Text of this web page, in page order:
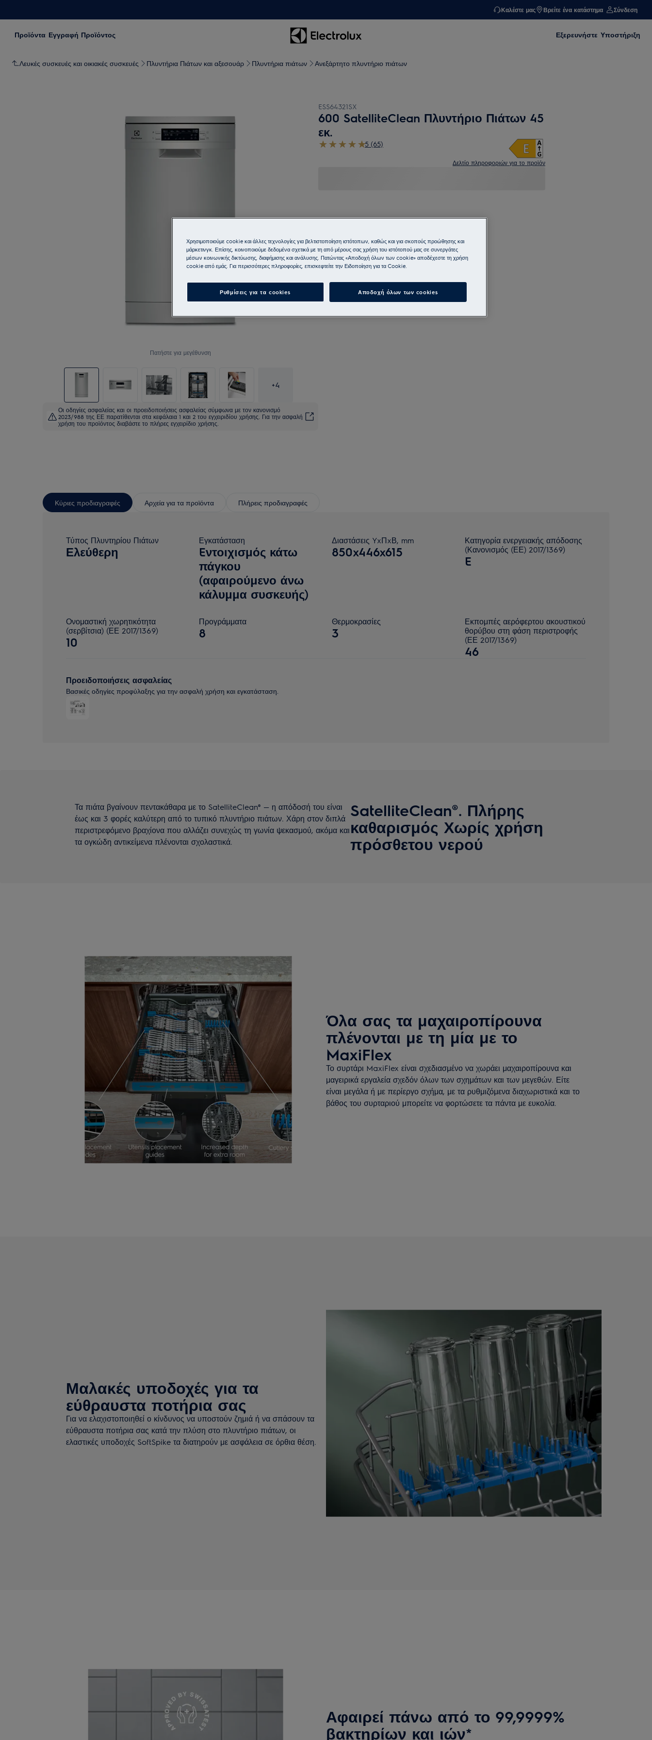
Καλέστε μας Βρείτε ένα κατάστημα Σύνδεση
Προϊόντα Εγγραφή Προϊόντος Εξερευνήστε Υποστήριξη
Λευκές συσκευές και οικιακές συσκευές Πλυντήρια Πιάτων και αξεσουάρ Πλυντήρια πιάτων Ανεξάρτητο πλυντήριο πιάτων
Πατήστε για μεγέθυνση
+4
Οι οδηγίες ασφαλείας και οι προειδοποιήσεις ασφαλείας σύμφωνα με τον κανονισμό
2023/988 της ΕΕ παρατίθενται στα κεφάλαια 1 και 2 του εγχειριδίου χρήσης. Για την ασφαλή
χρήση του προϊόντος διαβάστε το πλήρες εγχειρίδιο χρήσης.
ESS64321SX
600 SatelliteClean Πλυντήριο Πιάτων 45
εκ.
5 (65)
Δελτίο πληροφοριών για το προϊόν
Κύριες προδιαγραφές Αρχεία για τα προϊόντα Πλήρεις προδιαγραφές
Τύπος Πλυντηρίου Πιάτων
Ελεύθερη
Εγκατάσταση
Eντοιχισμός κάτω
πάγκου
(αφαιρούμενο άνω
κάλυμμα συσκευής)
Διαστάσεις YxΠxΒ, mm
850x446x615
Κατηγορία ενεργειακής απόδοσης
(Κανονισμός (ΕΕ) 2017/1369)
E
Ονομαστική χωρητικότητα
(σερβίτσια) (ΕΕ 2017/1369)
10
Προγράμματα
8
Θερμοκρασίες
3
Εκπομπές αερόφερτου ακουστικού
θορύβου στη φάση περιστροφής
(ΕΕ 2017/1369)
46
Προειδοποιήσεις ασφαλείας
Βασικές οδηγίες προφύλαξης για την ασφαλή χρήση και εγκατάσταση.
SatelliteClean®. Πλήρης
καθαρισμός Χωρίς χρήση
πρόσθετου νερού
Τα πιάτα βγαίνουν πεντακάθαρα με το SatelliteClean® — η απόδοσή του είναι
έως και 3 φορές καλύτερη από το τυπικό πλυντήριο πιάτων. Χάρη στον διπλά
περιστρεφόμενο βραχίονα που αλλάζει συνεχώς τη γωνία ψεκασμού, ακόμα και
τα ογκώδη αντικείμενα πλένονται σχολαστικά.
Όλα σας τα μαχαιροπίρουνα
πλένονται με τη μία με το
MaxiFlex
Το συρτάρι MaxiFlex είναι σχεδιασμένο να χωράει μαχαιροπίρουνα και
μαγειρικά εργαλεία σχεδόν όλων των σχημάτων και των μεγεθών. Είτε
είναι μεγάλα ή με περίεργο σχήμα, με τα ρυθμιζόμενα διαχωριστικά και το
βάθος του συρταριού μπορείτε να φορτώσετε τα πάντα με ευκολία.
Μαλακές υποδοχές για τα
εύθραυστα ποτήρια σας
Για να ελαχιστοποιηθεί ο κίνδυνος να υποστούν ζημιά ή να σπάσουν τα
εύθραυστα ποτήρια σας κατά την πλύση στο πλυντήριο πιάτων, οι
ελαστικές υποδοχές SoftSpike τα διατηρούν με ασφάλεια σε όρθια θέση.
Αφαιρεί πάνω από το 99,9999%
βακτηρίων και ιών*
Χρησιμοποιούμε cookie και άλλες τεχνολογίες για βελτιστοποίηση ιστότοπων, καθώς και για σκοπούς προώθησης και
μάρκετινγκ. Επίσης, κοινοποιούμε δεδομένα σχετικά με τη από μέρους σας χρήση του ιστότοπού μας σε συνεργάτες
μέσων κοινωνικής δικτύωσης, διαφήμισης και ανάλυσης. Πατώντας «Αποδοχή όλων των cookie» αποδέχεστε τη χρήση
cookie από εμάς. Για περισσότερες πληροφορίες, επισκεφτείτε την Ειδοποίηση για τα Cookie.
Ρυθμίσεις για τα cookies Αποδοχή όλων των cookies